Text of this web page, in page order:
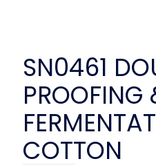
SN0461
PROOFING
COTTON